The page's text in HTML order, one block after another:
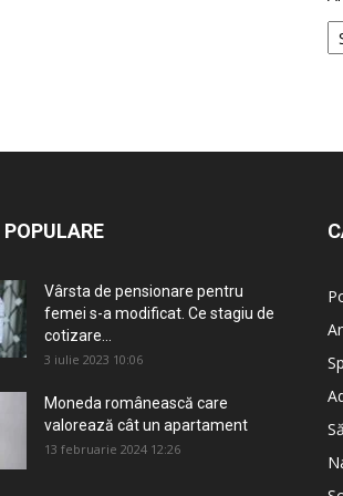
Vârsta de pensionare pentru
femei s-a modificat. Ce stagiu de
cotizare...
3 iulie 2023 10:06
Moneda românească care
valorează cât un apartament
13 februarie 2024 12:26